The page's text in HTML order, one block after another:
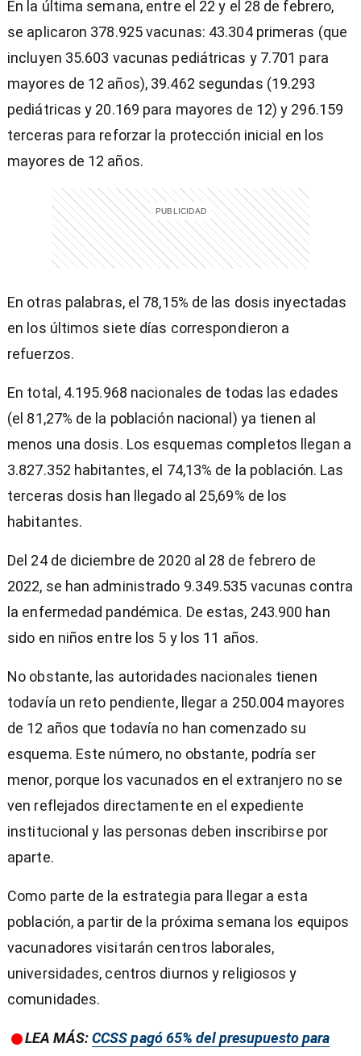
En la última semana, entre el 22 y el 28 de febrero,
se aplicaron 378.925 vacunas: 43.304 primeras (que
incluyen 35.603 vacunas pediátricas y 7.701 para
mayores de 12 años), 39.462 segundas (19.293
pediátricas y 20.169 para mayores de 12) y 296.159
terceras para reforzar la protección inicial en los
mayores de 12 años.
En otras palabras, el 78,15% de las dosis inyectadas
en los últimos siete días correspondieron a
refuerzos.
En total, 4.195.968 nacionales de todas las edades
(el 81,27% de la población nacional) ya tienen al
menos una dosis. Los esquemas completos llegan a
3.827.352 habitantes, el 74,13% de la población. Las
terceras dosis han llegado al 25,69% de los
habitantes.
Del 24 de diciembre de 2020 al 28 de febrero de
2022, se han administrado 9.349.535 vacunas contra
la enfermedad pandémica. De estas, 243.900 han
sido en niños entre los 5 y los 11 años.
No obstante, las autoridades nacionales tienen
todavía un reto pendiente, llegar a 250.004 mayores
de 12 años que todavía no han comenzado su
esquema. Este número, no obstante, podría ser
menor, porque los vacunados en el extranjero no se
ven reflejados directamente en el expediente
institucional y las personas deben inscribirse por
aparte.
Como parte de la estrategia para llegar a esta
población, a partir de la próxima semana los equipos
vacunadores visitarán centros laborales,
universidades, centros diurnos y religiosos y
comunidades.
LEA MÁS:CCSS pagó 65% del presupuesto para